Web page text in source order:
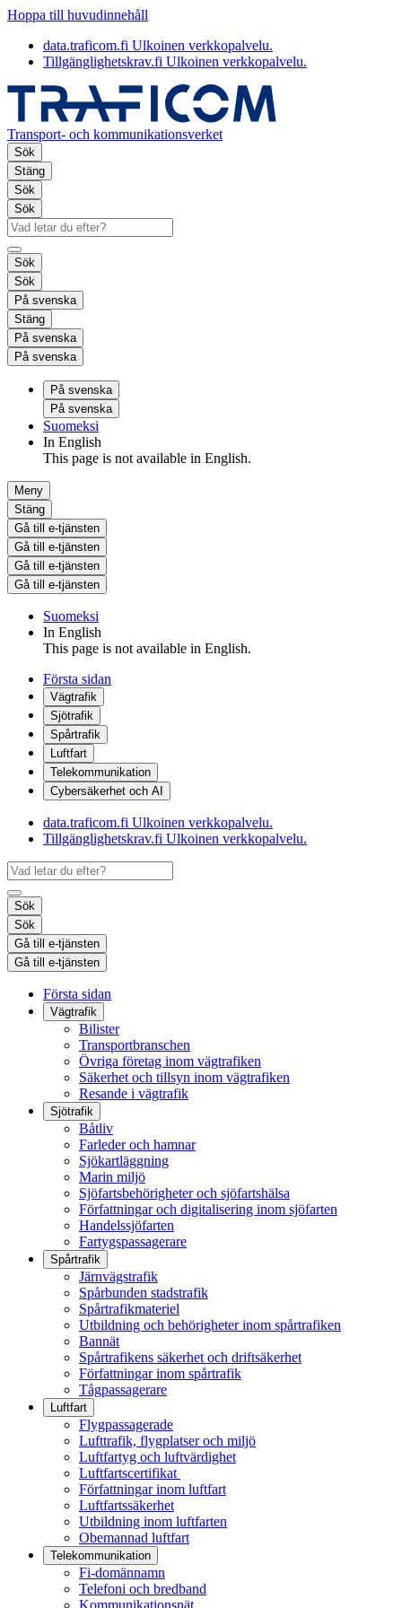
Hoppa till huvudinnehåll
data.traficom.fi Ulkoinen verkkopalvelu.
Tillgänglighetskrav.fi Ulkoinen verkkopalvelu.
Transport- och kommunikationsverket
Sök
Stäng
Sök
Sök
Sök
Sök
På svenska
Stäng
På svenska
På svenska
På svenska
På svenska
Suomeksi
In English
This page is not available in English.
Meny
Stäng
Gå till e-tjänsten
Gå till e-tjänsten
Gå till e-tjänsten
Gå till e-tjänsten
Suomeksi
In English
This page is not available in English.
Första sidan
Vägtrafik
Sjötrafik
Spårtrafik
Luftfart
Telekommunikation
Cybersäkerhet och AI
data.traficom.fi Ulkoinen verkkopalvelu.
Tillgänglighetskrav.fi Ulkoinen verkkopalvelu.
Sök
Sök
Gå till e-tjänsten
Gå till e-tjänsten
Första sidan
Vägtrafik
Bilister
Transportbranschen
Övriga företag inom vägtrafiken
Säkerhet och tillsyn inom vägtrafiken
Resande i vägtrafik
Sjötrafik
Båtliv
Farleder och hamnar
Sjökartläggning
Marin miljö
Sjöfartsbehörigheter och sjöfartshälsa
Författningar och digitalisering inom sjöfarten
Handelssjöfarten
Fartygspassagerare
Spårtrafik
Järnvägstrafik
Spårbunden stadstrafik
Spårtrafikmateriel
Utbildning och behörigheter inom spårtrafiken
Bannät
Spårtrafikens säkerhet och driftsäkerhet
Författningar inom spårtrafik
Tågpassagerare
Luftfart
Flygpassagerade
Lufttrafik, flygplatser och miljö
Luftfartyg och luftvärdighet
Luftfartscertifikat
Författningar inom luftfart
Luftfartssäkerhet
Utbildning inom luftfarten
Obemannad luftfart
Telekommunikation
Fi-domännamn
Telefoni och bredband
Kommunikationsnät